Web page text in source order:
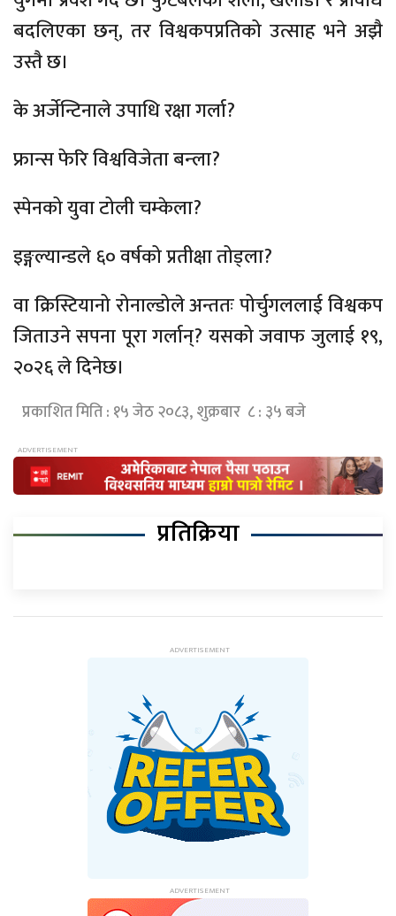
बदलिएका छन्, तर विश्वकपप्रतिको उत्साह भने अझै
उस्तै छ।
के अर्जेन्टिनाले उपाधि रक्षा गर्ला?
फ्रान्स फेरि विश्वविजेता बन्ला?
स्पेनको युवा टोली चम्केला?
इङ्गल्यान्डले ६० वर्षको प्रतीक्षा तोड्ला?
वा क्रिस्टियानो रोनाल्डोले अन्ततः पोर्चुगललाई विश्वकप
जिताउने सपना पूरा गर्लान्? यसको जवाफ जुलाई १९,
२०२६ ले दिनेछ।
प्रकाशित मिति : १५ जेठ २०८३, शुक्रबार ८ : ३५ बजे
प्रतिक्रिया